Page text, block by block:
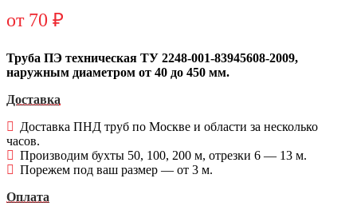
от 70 ₽
Труба ПЭ техническая ТУ 2248-001-83945608-2009,
наружным диаметром от 40 до 450 мм.
Доставка
Доставка ПНД труб по Москве и области за несколько
часов.
Производим бухты 50, 100, 200 м, отрезки 6 — 13 м.
Порежем под ваш размер — от 3 м.
Оплата